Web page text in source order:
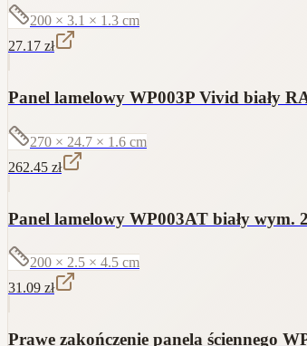
200 × 3.1 × 1.3 cm
27.17 zł
Panel lamelowy WP003P Vivid biały
270 × 24.7 × 1.6 cm
262.45 zł
Panel lamelowy WP003AT biały wym.
200 × 2.5 × 4.5 cm
31.09 zł
Prawe zakończenie panela ściennego